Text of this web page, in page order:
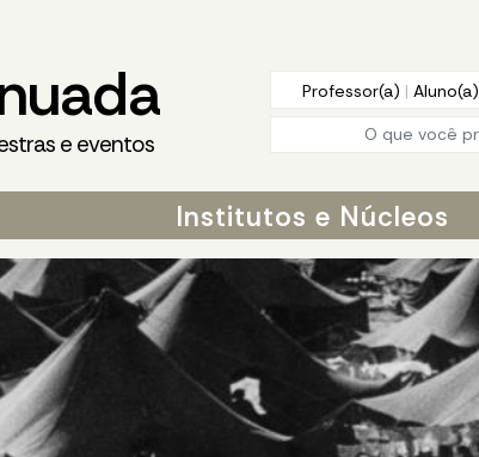
e eventos
Professor(a) | Aluno(a)
Institutos e Núcleos